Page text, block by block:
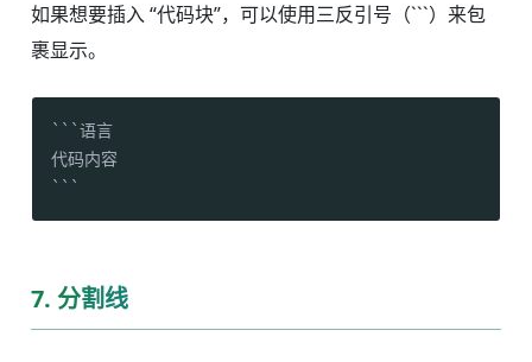
如果想要插入 “代码块”，可以使用三反引号（```）来包
裹显示。
```语言
​代码内容
​```
7. 分割线